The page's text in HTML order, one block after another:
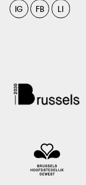
foto: Tim Janssens, 2018
IG FB LI